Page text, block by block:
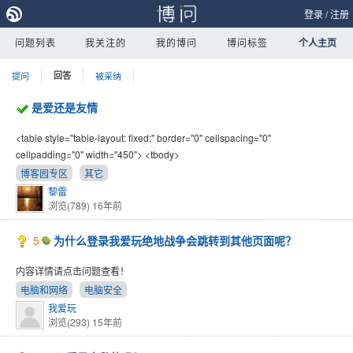
登录/注册
问题列表 我关注的 我的博问 博问标签 个人主页
提问 回答 被采纳
是爱还是友情
<table style="table-layout: fixed;" border="0" cellspacing="0"
cellpadding="0" width="450"> <tbody>
博客园专区
其它
黎雷
浏览(789) 16年前
5 为什么登录我爱玩绝地战争会跳转到其他页面呢？
内容详情请点击问题查看！
电脑和网络
电脑安全
我爱玩
浏览(293) 15年前